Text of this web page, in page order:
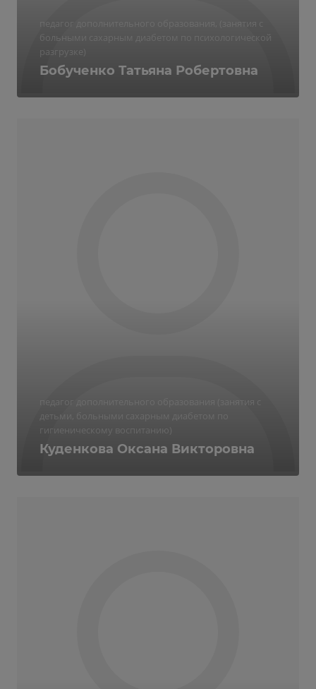
педагог дополнительного образования, (занятия с
больными сахарным диабетом по психологической
разгрузке)
Бобученко Татьяна Робертовна
педагог дополнительного образования (занятия с
детьми, больными сахарным диабетом по
гигиеническому воспитанию)
Куденкова Оксана Викторовна